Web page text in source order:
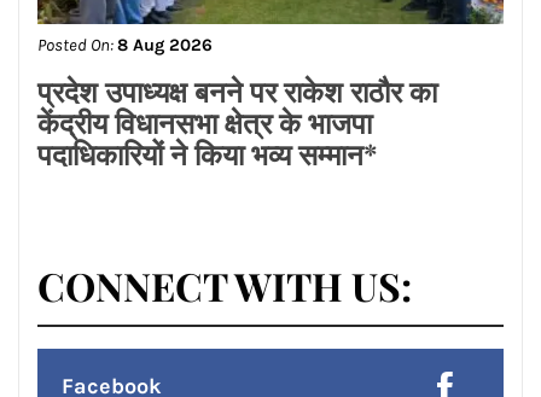
ਡਾ.ਐਸ.ਪੀ.ਸਿੰਘ ਓਬਰਾਏ ਦੇ ਯਤਨਾਂ ਸਦਕਾ
ਅਸ਼ੋਕ ਕੁਮਾਰ ਦਾ ਮ੍ਰਿਤਕ ਸਰੀਰ ਗਰੀਸ ਤੋਂ
ਭਾਰਤ ਪਹੁੰਚਿਆ